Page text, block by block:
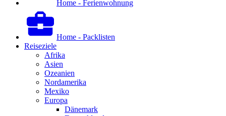
Home - Ferienwohnung
Home - Packlisten
Reiseziele
Afrika
Asien
Ozeanien
Nordamerika
Mexiko
Europa
Dänemark